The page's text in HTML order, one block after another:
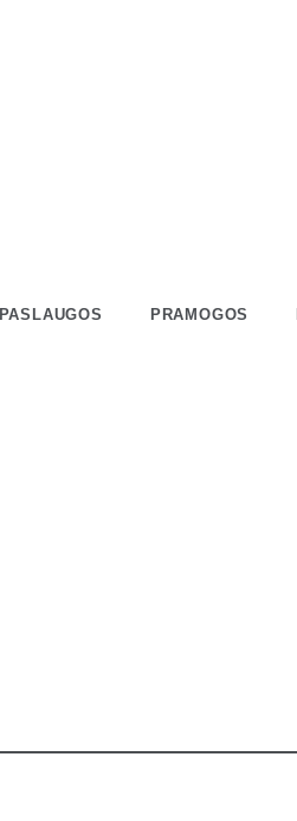
PASLAUGOS PRAMOGOS